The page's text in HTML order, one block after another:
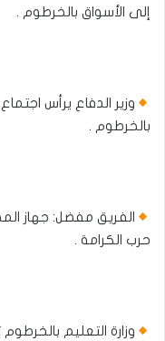
إلى الأسواق بالخرطوم .
وزير الدفاع يرأس
بالخرطوم .
الفريق مفضل: جهاز
حرب الكرامة .
وزارة التعليم